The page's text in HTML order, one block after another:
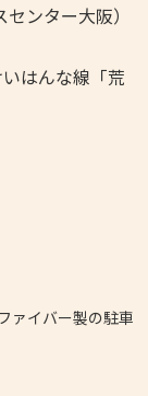
ンター大阪）
んな線「荒
ァイバー製の駐車